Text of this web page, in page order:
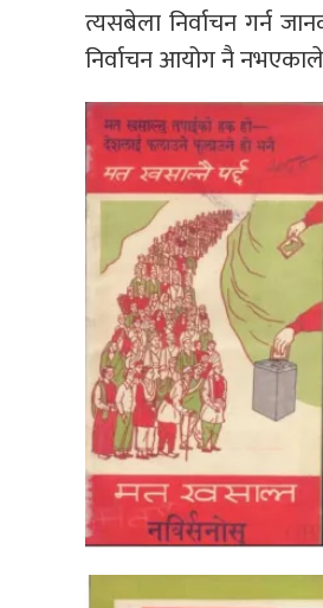
त्यसबेला निर्वाचन गर्न
निर्वाचन आयोग नै